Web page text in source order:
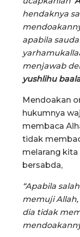
hendaknya
apabila
menjawab
yushlihu
Mendoakan
hukumnya
membaca
tidak
melarang kita
bersabda,
“Apabila
memuji
dia tidak